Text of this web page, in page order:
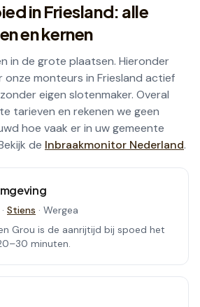
inFriesland: alle
en kernen
in de grote plaatsen. Hieronder
onze monteurs in Friesland actief
eigen slotenmaker. Overal
tarieven en rekenen we geen
hoe vaak er in uw gemeente
de Inbraakmonitor Nederland.
· Stiens · Wergea
Grou is de aanrijtijd bij spoed het
minuten.